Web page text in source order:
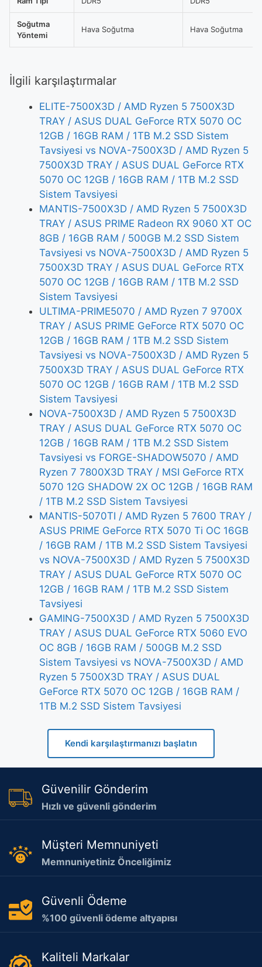
Soğutma
Yöntemi
Hava Soğutma Hava Soğutma
İlgili karşılaştırmalar
ELITE-7500X3D / AMD Ryzen 5 7500X3D
TRAY / ASUS DUAL GeForce RTX 5070 OC
12GB / 16GB RAM / 1TB M.2 SSD Sistem
Tavsiyesi vs NOVA-7500X3D / AMD Ryzen 5
7500X3D TRAY / ASUS DUAL GeForce RTX
5070 OC 12GB / 16GB RAM / 1TB M.2 SSD
Sistem Tavsiyesi
MANTIS-7500X3D / AMD Ryzen 5 7500X3D
TRAY / ASUS PRIME Radeon RX 9060 XT OC
8GB / 16GB RAM / 500GB M.2 SSD Sistem
Tavsiyesi vs NOVA-7500X3D / AMD Ryzen 5
7500X3D TRAY / ASUS DUAL GeForce RTX
5070 OC 12GB / 16GB RAM / 1TB M.2 SSD
Sistem Tavsiyesi
ULTIMA-PRIME5070 / AMD Ryzen 7 9700X
TRAY / ASUS PRIME GeForce RTX 5070 OC
12GB / 16GB RAM / 1TB M.2 SSD Sistem
Tavsiyesi vs NOVA-7500X3D / AMD Ryzen 5
7500X3D TRAY / ASUS DUAL GeForce RTX
5070 OC 12GB / 16GB RAM / 1TB M.2 SSD
Sistem Tavsiyesi
NOVA-7500X3D / AMD Ryzen 5 7500X3D
TRAY / ASUS DUAL GeForce RTX 5070 OC
12GB / 16GB RAM / 1TB M.2 SSD Sistem
Tavsiyesi vs FORGE-SHADOW5070 / AMD
Ryzen 7 7800X3D TRAY / MSI GeForce RTX
5070 12G SHADOW 2X OC 12GB / 16GB RAM
/ 1TB M.2 SSD Sistem Tavsiyesi
MANTIS-5070TI / AMD Ryzen 5 7600 TRAY /
ASUS PRIME GeForce RTX 5070 Ti OC 16GB
/ 16GB RAM / 1TB M.2 SSD Sistem Tavsiyesi
vs NOVA-7500X3D / AMD Ryzen 5 7500X3D
TRAY / ASUS DUAL GeForce RTX 5070 OC
12GB / 16GB RAM / 1TB M.2 SSD Sistem
Tavsiyesi
GAMING-7500X3D / AMD Ryzen 5 7500X3D
TRAY / ASUS DUAL GeForce RTX 5060 EVO
OC 8GB / 16GB RAM / 500GB M.2 SSD
Sistem Tavsiyesi vs NOVA-7500X3D / AMD
Ryzen 5 7500X3D TRAY / ASUS DUAL
GeForce RTX 5070 OC 12GB / 16GB RAM /
1TB M.2 SSD Sistem Tavsiyesi
Kendi karşılaştırmanızı başlatın
Güvenilir Gönderim
Hızlı ve güvenli gönderim
Müşteri Memnuniyeti
Memnuniyetiniz Önceliğimiz
Güvenli Ödeme
%100 güvenli ödeme altyapısı
Kaliteli Markalar